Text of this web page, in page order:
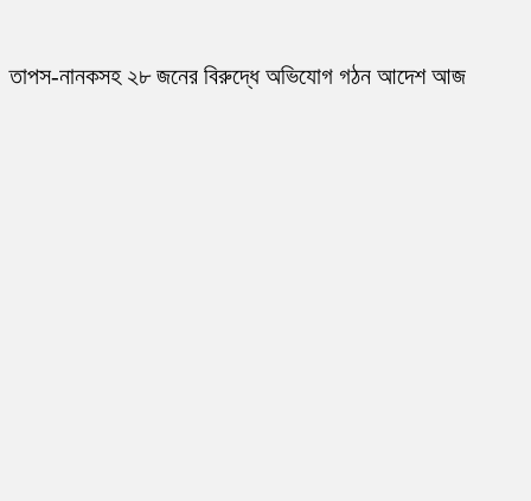
তাপস-নানকসহ ২৮ জনের বিরুদ্ধে অভিযোগ গঠন আদেশ আজ